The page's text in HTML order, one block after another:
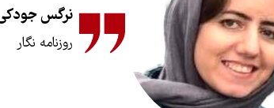
نرگس
روزنامه نگار